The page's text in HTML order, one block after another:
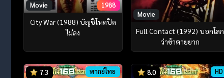
Movie 1988
City War (1988) บัญชีโหดปิด
ไม่ลง
Movie
Full Contact (1992) บอกโลก
ว่าข้าตายยาก
7.3 พากย์ไทย 8.0 HD